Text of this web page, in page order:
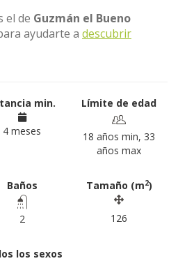
el de Guzmán el Bueno
ayudarte a descubrir
min.
4 meses
Límite de edad
18 años min, 33
años max
Baños
2
Tamaño (m2)
126
los sexos